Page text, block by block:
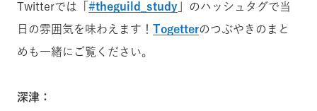
Twitterでは「 #theguild_study 」のハッシュタグで当
日の雰囲気を味わえます！ Togetterのつぶやきのまと
めも一緒にご覧ください。
深津：